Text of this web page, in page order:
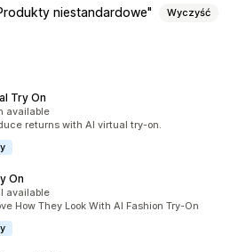
niestandardowe Wyczyść
Try On
35
available
returns with AI virtual try-on.
On
49
available
How They Look With AI Fashion Try-On